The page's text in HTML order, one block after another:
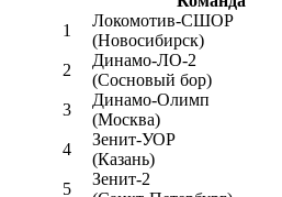
1
Локомотив-CШОР
(Новосибирск)
2
Динамо-ЛО-2
(Сосновый бор)
3
Динамо-Олимп
(Москва)
4
Зенит-УОР
(Казань)
5
Зенит-2